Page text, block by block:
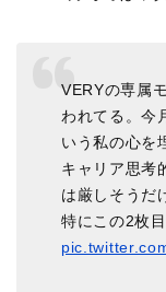
VERYの専属
われてる。今
いう私の心を
キャリア思考
は厳しそうだ
特にこの2枚